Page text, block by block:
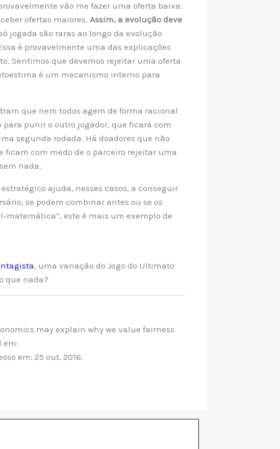
vão me fazer uma oferta baixa.
ofertas maiores.Assim, a evolução deve
jogada são raras ao longo da evolução
é provavelmente uma das explicações
Sentimos que devemos rejeitar uma oferta
é um mecanismo interno para
que nem todos agem de forma racional
punir o outro jogador, que ficará com
segunda rodada. Há doadores que não
com medo de o parceiro rejeitar uma
nada.
ajuda, nesses casos, a conseguir
se podem combinar antes ou se os
matemática”, este é mais um exemplo de
, uma variação do Jogo do Ultimato
que nada?
may explain why we value fairness
em:
em: 25 out. 2016.